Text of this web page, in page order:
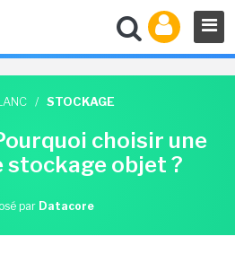
/ STOCKAGE
choisir une
stockage objet ?
par Datacore